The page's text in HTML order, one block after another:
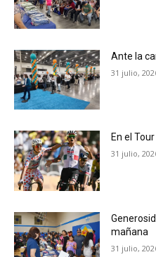
Ante la
31 julio,
En el
31 julio,
mañana
31 julio,